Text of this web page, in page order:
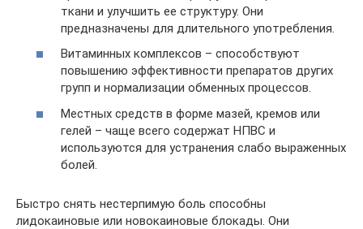
ткани и улучшить ее структуру. Они
предназначены для длительного употребления.
Витаминных комплексов – способствуют
повышению эффективности препаратов других
групп и нормализации обменных процессов.
Местных средств в форме мазей, кремов или
гелей – чаще всего содержат НПВС и
используются для устранения слабо выраженных
болей.
Быстро снять нестерпимую боль способны
лидокаиновые или новокаиновые блокады. Они